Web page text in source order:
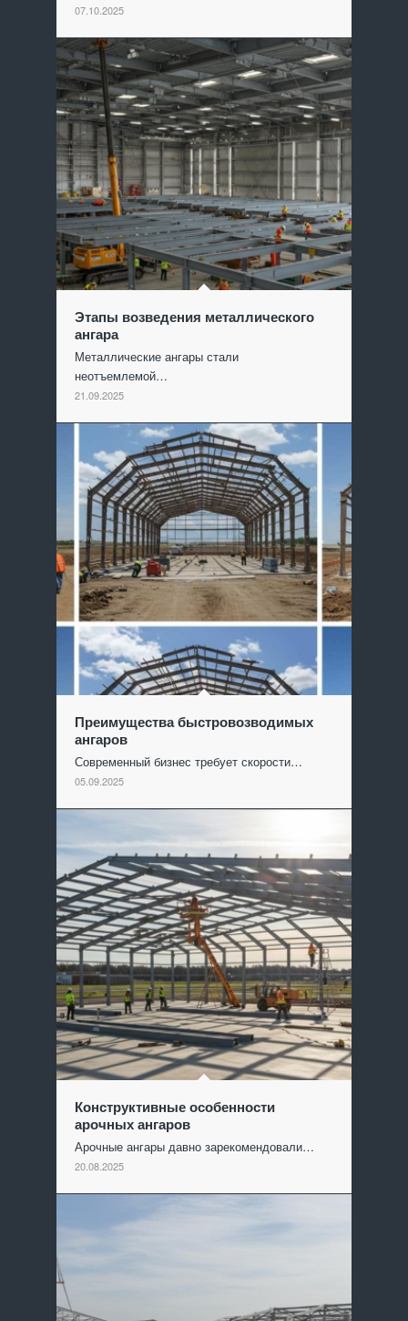
07.10.2025
Этапы возведения металлического
ангара
Металлические ангары стали
неотъемлемой…
21.09.2025
Преимущества быстровозводимых
ангаров
Современный бизнес требует скорости…
05.09.2025
Конструктивные особенности
арочных ангаров
Арочные ангары давно зарекомендовали…
20.08.2025